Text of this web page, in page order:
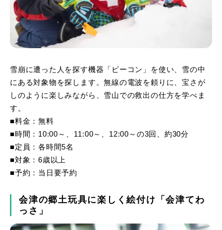
雪崩に遭った人を探す機器「ビーコン」を使い、雪の中
にある対象物を探します。無線の電波を頼りに、宝さが
しのように楽しみながら、雪山での救出の仕方を学べま
す。
■料金：無料
■時間：10:00～、11:00～、12:00～の3回、約30分
■定員：各時間5名
■対象：6歳以上
■予約：当日要予約
会津の郷土玩具に楽しく絵付け「会津てわ
っさ」